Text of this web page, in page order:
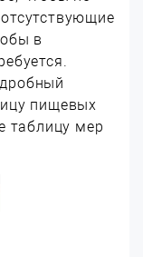
в
пищевых
таблицу мер